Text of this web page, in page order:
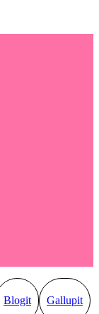
Blogit Gallupit